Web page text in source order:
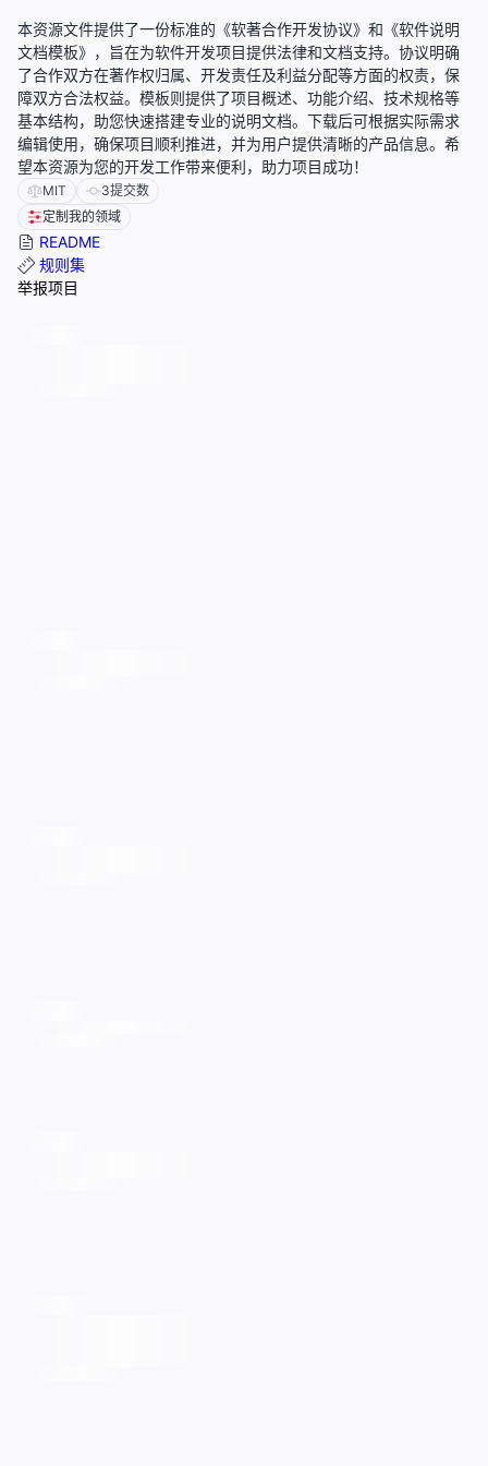
本资源文件提供了一份标准的《软著合作开发协议》和《软件说明
文档模板》，旨在为软件开发项目提供法律和文档支持。协议明确
了合作双方在著作权归属、开发责任及利益分配等方面的权责，保
障双方合法权益。模板则提供了项目概述、功能介绍、技术规格等
基本结构，助您快速搭建专业的说明文档。下载后可根据实际需求
编辑使用，确保项目顺利推进，并为用户提供清晰的产品信息。希
望本资源为您的开发工作带来便利，助力项目成功！
MIT 3提交数
定制我的领域
README
规则集
举报项目